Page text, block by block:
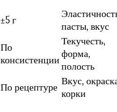
±5 г
пасты, вкус
По
консистенции
Текучесть,
форма,
полость
По рецептуре Вкус,
корки